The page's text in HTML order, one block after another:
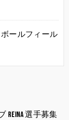
ールフィール
Reina 選手募集